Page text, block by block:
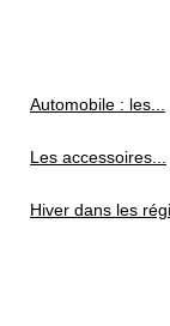
Automobile : les...
Les accessoires...
Hiver dans les